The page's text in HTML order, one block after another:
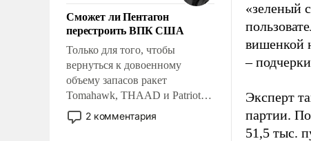
Сможет ли Пентагон
перестроить ВПК США
Только для того, чтобы
вернуться к довоенному
объему запасов ракет
Tomahawk, THAAD и Patriot
США потребуется более трех
лет. Даже небольшая война с
2 комментария
«зеленый
вишенкой
–
Эксперт
партии.
51,5 тыс.